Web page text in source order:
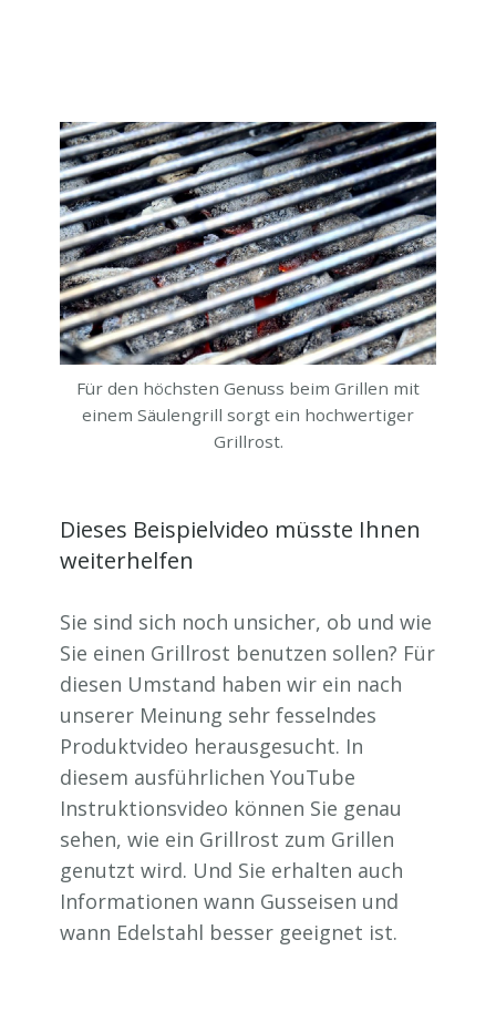
Für den höchsten Genuss beim Grillen mit
einem Säulengrill sorgt ein hochwertiger
Grillrost.
Dieses Beispielvideo müsste Ihnen
weiterhelfen
Sie sind sich noch unsicher, ob und wie
Sie einen Grillrost benutzen sollen? Für
diesen Umstand haben wir ein nach
unserer Meinung sehr fesselndes
Produktvideo herausgesucht. In
diesem ausführlichen YouTube
Instruktionsvideo können Sie genau
sehen, wie ein Grillrost zum Grillen
genutzt wird. Und Sie erhalten auch
Informationen wann Gusseisen und
wann Edelstahl besser geeignet ist.